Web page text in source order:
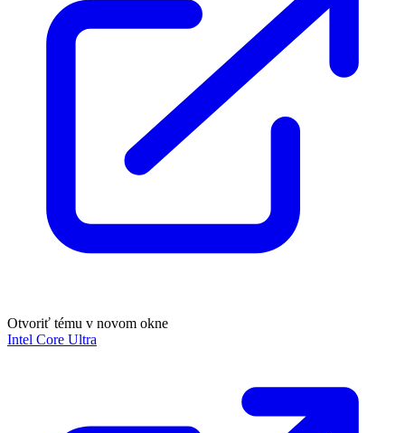
Otvoriť tému v novom okne
Intel Core Ultra